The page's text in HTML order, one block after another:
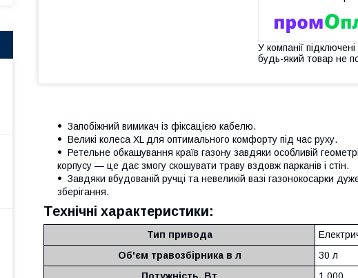
У компанії
будь-який товар не
Запобіжний вимикач із фіксацією кабелю.
Великі колеса XL для оптимального комфорту під час руху.
Ретельне обкашування країв газону завдяки особливій
корпусу — це дає змогу скошувати траву вздовж парканів і стін.
Завдяки вбудованій ручці та невеликій вазі газонокосарки
зберігання.
Технічні характеристики:
Тип привода
Об'єм травозбірника в л
30 л
Потужність, Вт
1.000